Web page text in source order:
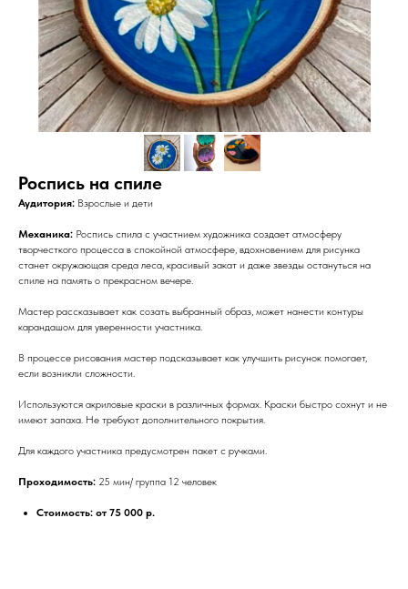
Роспись на спиле
Аудитория: Взрослые и дети
Механика: Роспись спила с участнием художника создает атмосферу
творчесткого процесса в спокойной атмосфере, вдохновением для рисунка
станет окружающая среда леса, красивый закат и даже звезды остануться на
спиле на память о прекрасном вечере.
Мастер рассказывает как созать выбранный образ, может нанести контуры
карандашом для уверенности участника.
В процессе рисования мастер подсказывает как улучшить рисунок помогает,
если возникли сложности.
Используются акриловые краски в различных формах. Краски быстро сохнут и не
имеют запаха. Не требуют дополнительного покрытия.
Для каждого участника предусмотрен пакет с ручками.
Проходимость: 25 мин/ группа 12 человек
Стоимость: от 75 000 р.